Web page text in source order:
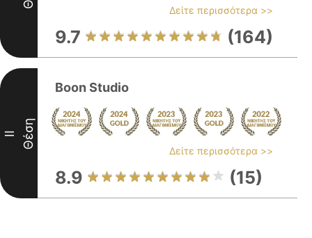
Δείτε περισσότερα >>
9.7 (164)
II Θέση
Boon Studio
Δείτε περισσότερα >>
8.9 (15)